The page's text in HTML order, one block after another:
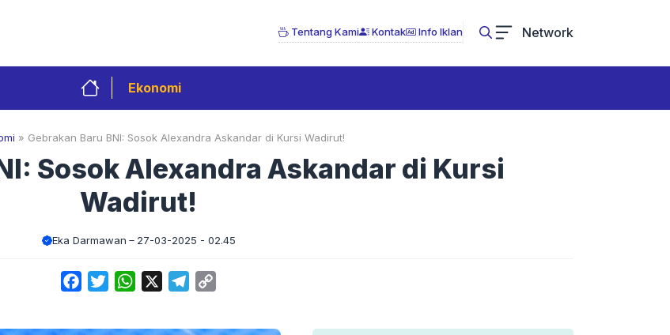
Tentang Kami Kontak Info Iklan Network
Ekonomi
» Gebrakan Baru BNI: Sosok Alexandra Askandar di Kursi Wadirut!
Sosok Alexandra Askandar di Kursi
Wadirut!
Eka Darmawan 27-03-2025 - 02.45
FacebookTwitterWhatsApp Telegram